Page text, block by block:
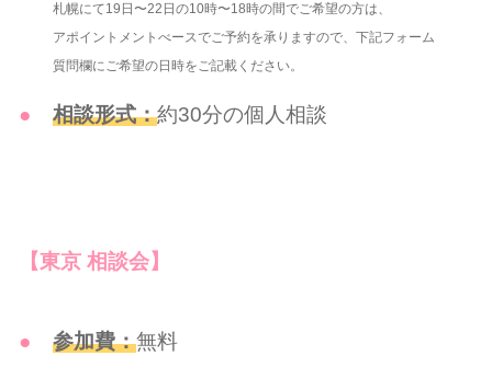
札幌にて19日〜22日の10時〜18時の間でご希望の方は、
アポイントメントべースでご予約を承りますので、下記フォーム
質問欄にご希望の日時をご記載ください。
相談形式：約30分の個人相談
【東京 相談会】
参加費：無料